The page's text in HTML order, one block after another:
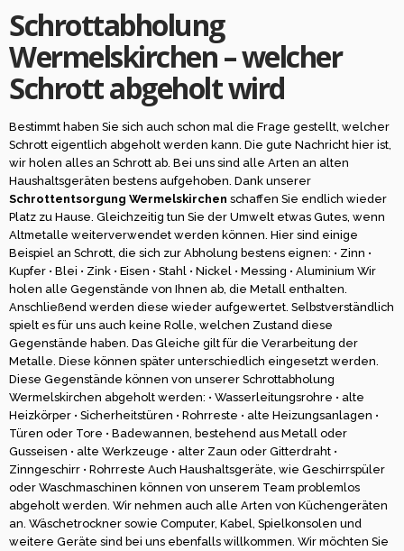
Schrottabholung
Wermelskirchen – welcher
Schrott abgeholt wird
Bestimmt haben Sie sich auch schon mal die Frage gestellt, welcher
Schrott eigentlich abgeholt werden kann. Die gute Nachricht hier ist,
wir holen alles an Schrott ab. Bei uns sind alle Arten an alten
Haushaltsgeräten bestens aufgehoben. Dank unserer
Schrottentsorgung Wermelskirchen schaffen Sie endlich wieder
Platz zu Hause. Gleichzeitig tun Sie der Umwelt etwas Gutes, wenn
Altmetalle weiterverwendet werden können. Hier sind einige
Beispiel an Schrott, die sich zur Abholung bestens eignen: • Zinn •
Kupfer • Blei • Zink • Eisen • Stahl • Nickel • Messing • Aluminium Wir
holen alle Gegenstände von Ihnen ab, die Metall enthalten.
Anschließend werden diese wieder aufgewertet. Selbstverständlich
spielt es für uns auch keine Rolle, welchen Zustand diese
Gegenstände haben. Das Gleiche gilt für die Verarbeitung der
Metalle. Diese können später unterschiedlich eingesetzt werden.
Diese Gegenstände können von unserer Schrottabholung
Wermelskirchen abgeholt werden: • Wasserleitungsrohre • alte
Heizkörper • Sicherheitstüren • Rohrreste • alte Heizungsanlagen •
Türen oder Tore • Badewannen, bestehend aus Metall oder
Gusseisen • alte Werkzeuge • alter Zaun oder Gitterdraht •
Zinngeschirr • Rohrreste Auch Haushaltsgeräte, wie Geschirrspüler
oder Waschmaschinen können von unserem Team problemlos
abgeholt werden. Wir nehmen auch alle Arten von Küchengeräten
an. Wäschetrockner sowie Computer, Kabel, Spielkonsolen und
weitere Geräte sind bei uns ebenfalls willkommen. Wir möchten Sie